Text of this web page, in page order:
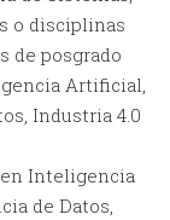
o disciplinas
de posgrado
Artificial,
Industria 4.0
Inteligencia
de Datos,